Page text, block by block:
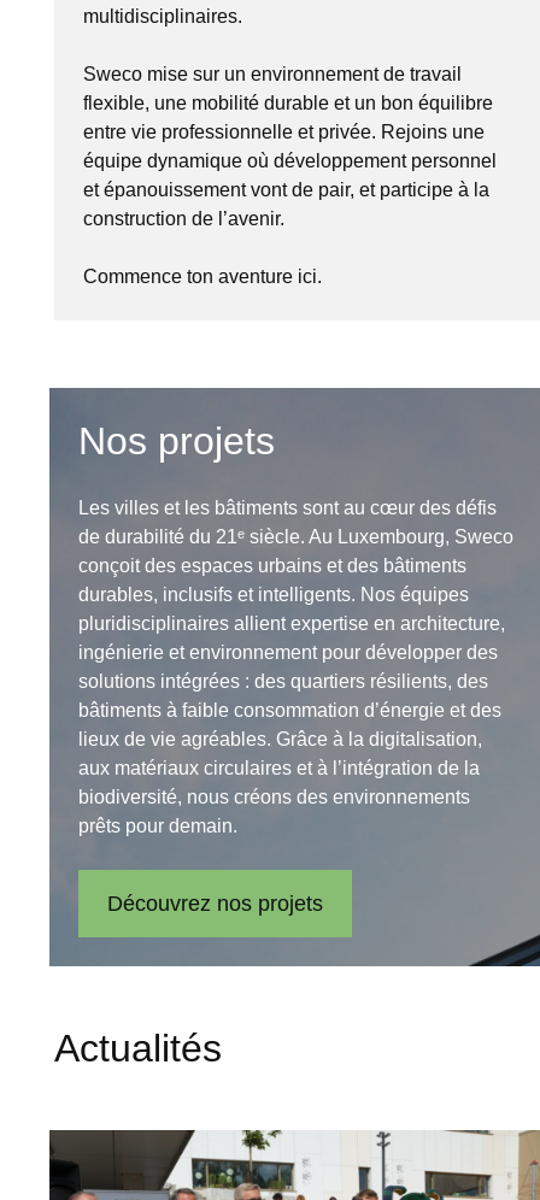
multidisciplinaires.
Sweco mise sur un environnement de travail
flexible, une mobilité durable et un bon équilibre
entre vie professionnelle et privée. Rejoins une
équipe dynamique où développement personnel
et épanouissement vont de pair, et participe à la
construction de l’avenir.
Commence ton aventure ici.
Nos projets
Les villes et les bâtiments sont au cœur des défis
de durabilité du 21ᵉ siècle. Au Luxembourg, Sweco
conçoit des espaces urbains et des bâtiments
durables, inclusifs et intelligents. Nos équipes
pluridisciplinaires allient expertise en architecture,
ingénierie et environnement pour développer des
solutions intégrées : des quartiers résilients, des
bâtiments à faible consommation d’énergie et des
lieux de vie agréables. Grâce à la digitalisation,
aux matériaux circulaires et à l’intégration de la
biodiversité, nous créons des environnements
prêts pour demain.
Découvrez nos projets
Actualités